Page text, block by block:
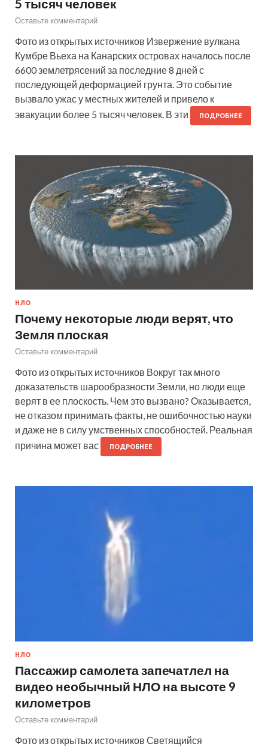
5 тысяч человек
Оставьте комментарий
Фото из открытых источников Извержение вулкана
Кумбре Вьеха на Канарских островах началось после
6600 землетрясений за последние 8 дней с
последующей деформацией грунта. Это событие
вызвало ужас у местных жителей и привело к
эвакуации более 5 тысяч человек. В эти
ПОДРОБНЕЕ
НЛО
Почему некоторые люди верят, что
Земля плоская
Оставьте комментарий
Фото из открытых источников Вокруг так много
доказательств шарообразности Земли, но люди еще
верят в ее плоскость. Чем это вызвано? Оказывается,
не отказом принимать факты, не ошибочностью науки
и даже не в силу умственных способностей. Реальная
причина может вас
ПОДРОБНЕЕ
НЛО
Пассажир самолета запечатлел на
видео необычный НЛО на высоте 9
километров
Оставьте комментарий
Фото из открытых источников Светящийся